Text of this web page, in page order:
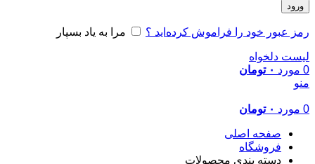
ورود
رمز عبور خود را فراموش کرده‌اید ؟ مرا به یاد بسپار
لیست دلخواه
0 مورد ۰ تومان
منو
0 مورد ۰ تومان
صفحه اصلی
فروشگاه
دسته بندی محصولات